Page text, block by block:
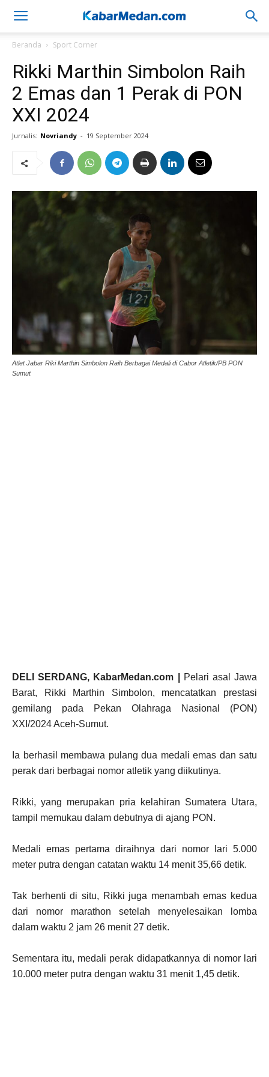
Beranda Sport Corner
Rikki Marthin Simbolon Raih
2 Emas dan 1 Perak di PON
XXI 2024
Jurnalis: Novriandy - 19 September 2024
Atlet Jabar Riki Marthin Simbolon Raih Berbagai Medali di Cabor Atletik/PB PON
Sumut
DELI SERDANG, KabarMedan.com |
Pelari asal Jawa
Barat, Rikki Marthin Simbolon, mencatatkan prestasi
gemilang pada Pekan Olahraga Nasional (PON)
XXI/2024 Aceh-Sumut.
Ia berhasil membawa pulang dua medali emas dan satu
perak dari berbagai nomor atletik yang diikutinya.
Rikki, yang merupakan pria kelahiran Sumatera Utara,
tampil memukau dalam debutnya di ajang PON.
Medali emas pertama diraihnya dari nomor lari 5.000
meter putra dengan catatan waktu 14 menit 35,66 detik.
Tak berhenti di situ, Rikki juga menambah emas kedua
dari nomor marathon setelah menyelesaikan lomba
dalam waktu 2 jam 26 menit 27 detik.
Sementara itu, medali perak didapatkannya di nomor lari
10.000 meter putra dengan waktu 31 menit 1,45 detik.